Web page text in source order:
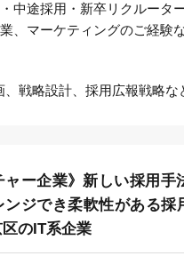
中途採用・新卒リクルータ
、マーケティングのご経験
、戦略設計、採用広報戦略な
ャー企業》新しい採用手
ンジでき柔軟性がある採
のIT系企業